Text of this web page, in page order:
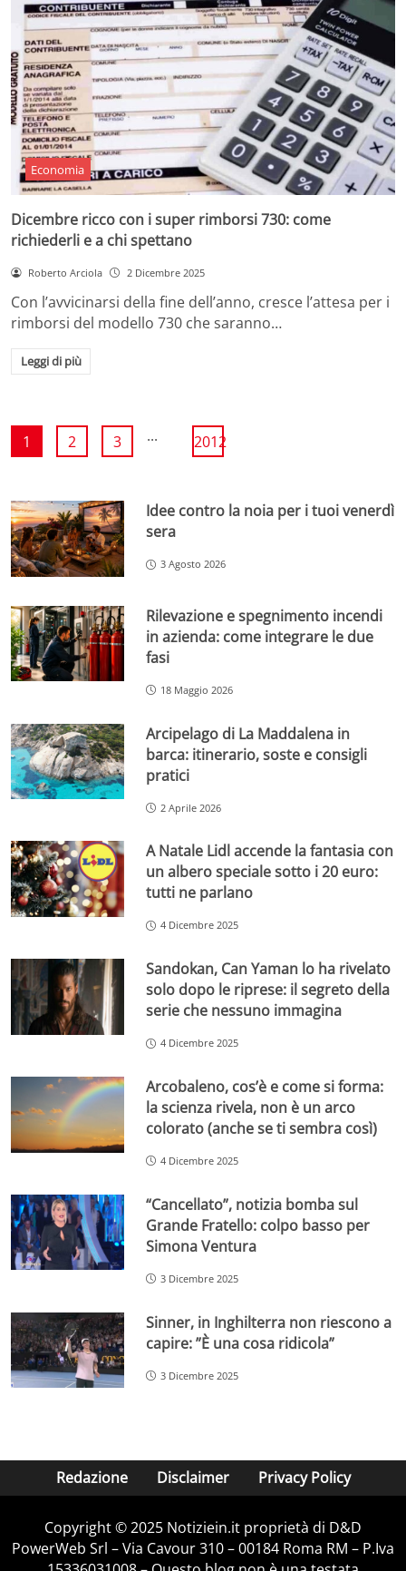
Economia
Dicembre ricco con i super rimborsi 730: come
richiederli e a chi spettano
Roberto Arciola 2 Dicembre 2025
Con l’avvicinarsi della fine dell’anno, cresce l’attesa per i
rimborsi del modello 730 che saranno…
Leggi di più
1 2 3 ... 2012
Idee contro la noia per i tuoi venerdì
sera
3 Agosto 2026
Rilevazione e spegnimento incendi
in azienda: come integrare le due
fasi
18 Maggio 2026
Arcipelago di La Maddalena in
barca: itinerario, soste e consigli
pratici
2 Aprile 2026
A Natale Lidl accende la fantasia con
un albero speciale sotto i 20 euro:
tutti ne parlano
4 Dicembre 2025
Sandokan, Can Yaman lo ha rivelato
solo dopo le riprese: il segreto della
serie che nessuno immagina
4 Dicembre 2025
Arcobaleno, cos’è e come si forma:
la scienza rivela, non è un arco
colorato (anche se ti sembra così)
4 Dicembre 2025
“Cancellato”, notizia bomba sul
Grande Fratello: colpo basso per
Simona Ventura
3 Dicembre 2025
Sinner, in Inghilterra non riescono a
capire: ”È una cosa ridicola”
3 Dicembre 2025
Redazione Disclaimer Privacy Policy
Copyright © 2025 Notiziein.it proprietà di D&D
PowerWeb Srl – Via Cavour 310 – 00184 Roma RM – P.Iva